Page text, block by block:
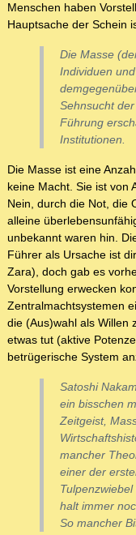
Menschen haben
Hauptsache der Schein
Die Masse
Individuen
Sehnsucht
Führung
Institutionen.
Die Masse ist eine
keine Macht. Sie ist von
Nein, durch die Not, die
alleine
unbekannt waren hin.
Führer als Ursache ist
Zara), doch gab es
Vorstellung erwecken
Zentralmachtsystemen
die (Aus)wahl als Willen
etwas tut (aktive
betrügerische System
Satoshi
ein bisschen
Zeitgeist,
mancher
einer der
halt immer
So mancher